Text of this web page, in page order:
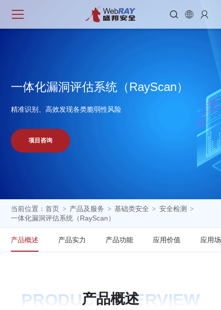
  
一体化漏洞评估系统 （RayScan）
精准识别、高效发现各类脆弱性风险
项目咨询
当前位置：首页 > 产品及服务 > 基础类安全 > 安全检测 >
一体化漏洞评估系统（RayScan）
产品概述 产品实力 产品功能 应用价值 应用
PRODUCT OVERVIEW
产品概述